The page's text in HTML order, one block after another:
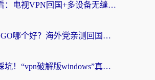
海外党必看：电视VPN回国+多设备无缝访问国内资源的实用指南
云极和GOGO哪个好？海外党亲测回国加速器选择指南（附iOS免费&Windows VPN实用技巧）
海外党别踩坑！“vpn破解版windows”真的能用？教你选对回国加速器无缝刷国内资源